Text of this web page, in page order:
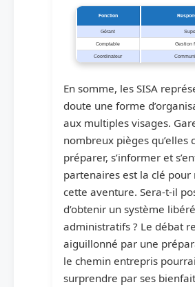
Fonction
Gérant
Comptable Gestion
Coordinateur
En somme, les SISA
doute une forme
aux multiples visages.
nombreux pièges qu’elles
préparer, s’informer et
partenaires est la clé
cette aventure. Sera-t-il
d’obtenir un système
administratifs ? Le débat
aiguillonné par une
le chemin entrepris
surprendre par ses